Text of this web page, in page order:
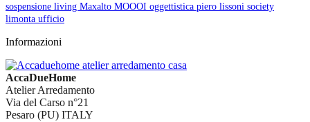
sospensione living Maxalto MOOOI oggettistica piero lissoni society
limonta ufficio
Informazioni
AccaDueHome
Atelier Arredamento
Via del Carso n°21
Pesaro (PU) ITALY